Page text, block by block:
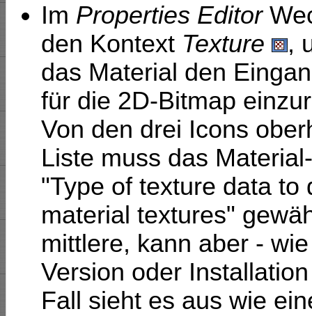
Im Properties Editor
den Kontext Texture
,
das Material den
für die 2D-Bitmap
Von den drei Icons
Liste muss das
"Type of texture data to
material textures"
mittlere, kann aber -
Version oder
Fall sieht es aus wie